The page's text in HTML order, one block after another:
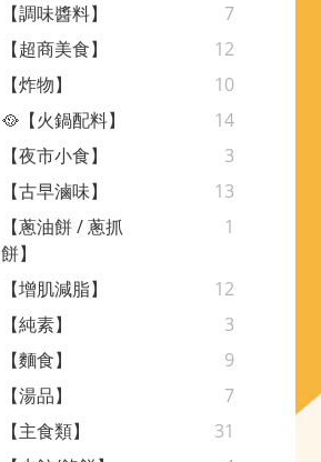
【調味醬料】
7
【超商美食】
12
【炸物】
10
🥘【火鍋配料】
14
【夜市小食】
3
【古早滷味】
13
【蔥油餅 / 蔥抓
餅】
1
【增肌減脂】
12
【純素】
3
【麵食】
9
【湯品】
7
【主食類】
31